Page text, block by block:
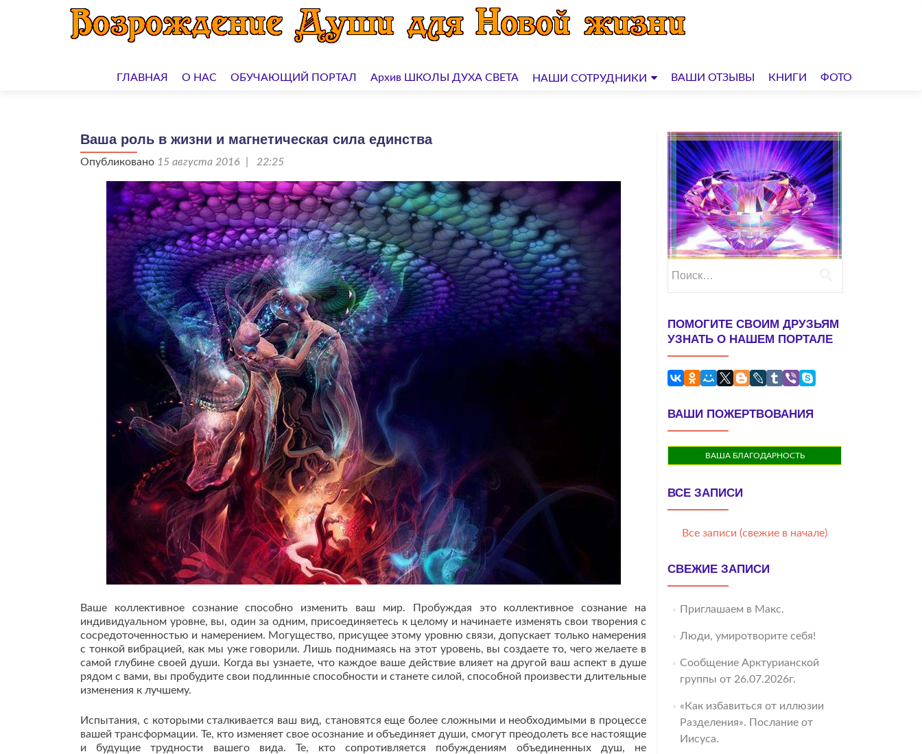
кГЛАВНАЯ О НАС ОБУЧАЮЩИЙ ПОРТАЛ Архив ШКОЛЫ ДУХА СВЕТА НАШИ СОТРУДНИКИ ВАШИ ОТЗЫВЫ КНИГИ ФОТО
Ваша роль в жизни и магнетическая сила единства
Опубликовано 15 августа 2016 | 22:25
Ваше коллективное сознание способно изменить ваш мир. Пробуждая это коллективное сознание на
индивидуальном уровне, вы, один за одним, присоединяетесь к целому и начинаете изменять свои творения с
сосредоточенностью и намерением. Могущество, присущее этому уровню связи, допускает только намерения
с тонкой вибрацией, как мы уже говорили. Лишь поднимаясь на этот уровень, вы создаете то, чего желаете в
самой глубине своей души. Когда вы узнаете, что каждое ваше действие влияет на другой ваш аспект в душе
рядом с вами, вы пробудите свои подлинные способности и станете силой, способной произвести длительные
изменения к лучшему.
Испытания, с которыми сталкивается ваш вид, становятся еще более сложными и необходимыми в процессе
вашей трансформации. Те, кто изменяет свое осознание и объединяет души, смогут преодолеть все настоящие
и будущие трудности вашего вида. Те, кто сопротивляется побуждениям объединенных душ, не
ПОМОГИТЕ СВОИМ ДРУЗЬЯМ
УЗНАТЬ О НАШЕМ ПОРТАЛЕ
ВАШИ ПОЖЕРТВОВАНИЯ
ВАША БЛАГОДАРНОСТЬ
ВСЕ ЗАПИСИ
Все записи (свежие в начале)
СВЕЖИЕ ЗАПИСИ
Приглашаем в Макс.
Люди, умиротворите себя!
Сообщение Арктурианской
группы от 26.07.2026г.
«Как избавиться от иллюзии
Разделения». Послание от
Иисуса.